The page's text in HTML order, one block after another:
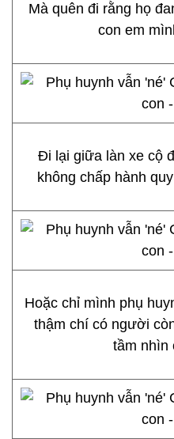
Mà quên đi rằng họ
con em
Đi lại giữa làn xe cộ
không chấp hành
Hoặc chỉ mình phụ
thậm chí có người
tầm nhìn